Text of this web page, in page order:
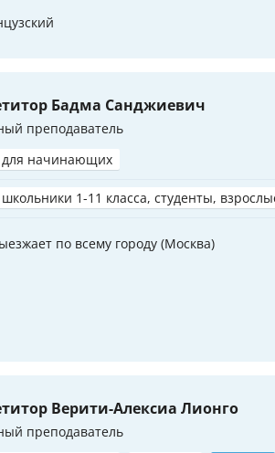
Бадма Санджиевич
преподаватель
для начинающих
школьники 1-11 класса, студенты,
по всему городу (Москва)
Верити-Алексиа Лионго
преподаватель